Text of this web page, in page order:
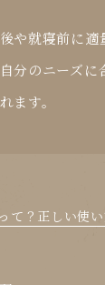
や就寝前に
分のニーズ
ます。
て？正しい